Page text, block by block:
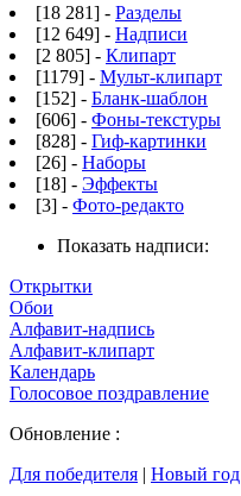
[18 281] - Разделы
[12 649] - Надписи
[2 805] - Клипарт
[1179] - Мульт-клипарт
[152] - Бланк-шаблон
[606] - Фоны-текстуры
[828] - Гиф-картинки
[26] - Наборы
[18] - Эффекты
[3] - Фото-редакто
Показать надписи:
Открытки
Обои
Алфавит-надпись
Алфавит-клипарт
Календарь
Голосовое поздравление
Обновление :
Для победителя | Новый год